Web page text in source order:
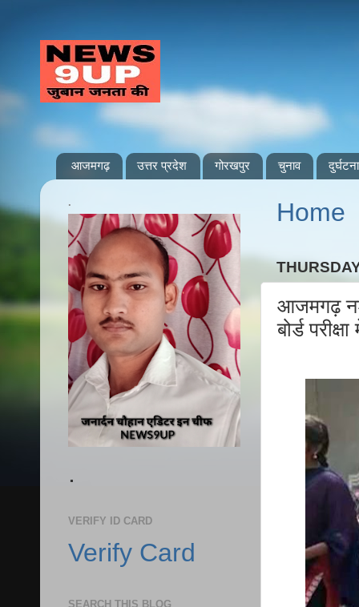
आजमगढ़ उत्तर प्रदेश गोरखपुर चुनाव दुर्घटना
Home
आजमगढ़ नशे
बोर्ड
.
.
VERIFY ID CARD
Verify Card
SEARCH THIS BLOG